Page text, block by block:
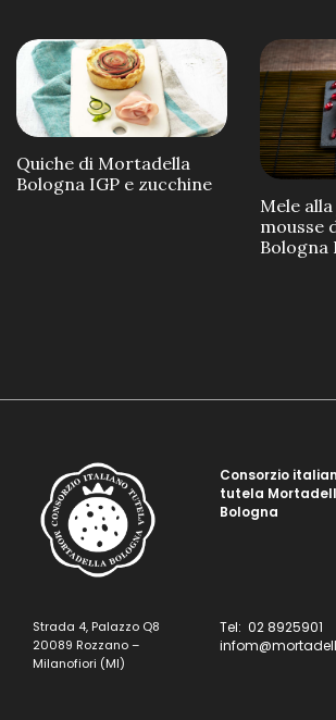
Quiche di Mortadella
Bologna IGP e zucchine
Mele
mousse
Bologna
Consorzio
tutela
Bologna
Strada 4, Palazzo Q8
20089 Rozzano –
Milanofiori (MI)
Tel: 02 8925901